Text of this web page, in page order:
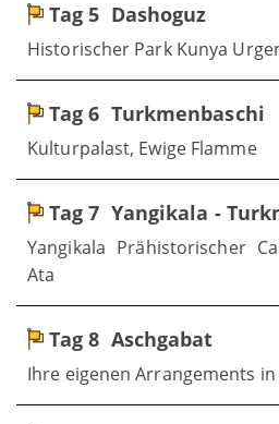
Tag 5 Dashoguz
Historischer Park Kunya
Tag 6 Turkmenbaschi
Kulturpalast, Ewige Flamme
Tag 7 Yangikala -
Yangikala Prähistorischer
Ata
Tag 8 Aschgabat
Ihre eigenen Arrangements